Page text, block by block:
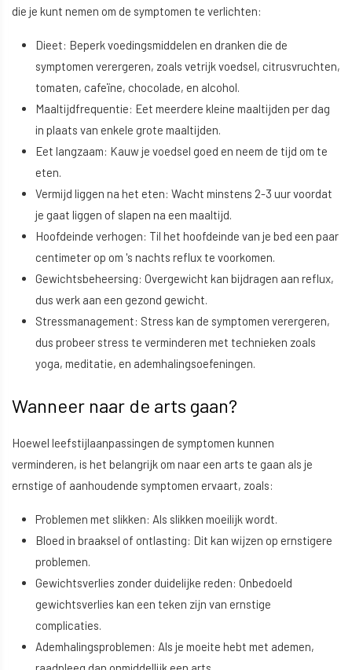
die je kunt nemen om de symptomen te verlichten:
Dieet: Beperk voedingsmiddelen en dranken die de
symptomen verergeren, zoals vetrijk voedsel, citrusvruchten,
tomaten, cafeïne, chocolade, en alcohol.
Maaltijdfrequentie: Eet meerdere kleine maaltijden per dag
in plaats van enkele grote maaltijden.
Eet langzaam: Kauw je voedsel goed en neem de tijd om te
eten.
Vermijd liggen na het eten: Wacht minstens 2-3 uur voordat
je gaat liggen of slapen na een maaltijd.
Hoofdeinde verhogen: Til het hoofdeinde van je bed een paar
centimeter op om 's nachts reflux te voorkomen.
Gewichtsbeheersing: Overgewicht kan bijdragen aan reflux,
dus werk aan een gezond gewicht.
Stressmanagement: Stress kan de symptomen verergeren,
dus probeer stress te verminderen met technieken zoals
yoga, meditatie, en ademhalingsoefeningen.
Wanneer naar de arts gaan?
Hoewel leefstijlaanpassingen de symptomen kunnen
verminderen, is het belangrijk om naar een arts te gaan als je
ernstige of aanhoudende symptomen ervaart, zoals:
Problemen met slikken: Als slikken moeilijk wordt.
Bloed in braaksel of ontlasting: Dit kan wijzen op ernstigere
problemen.
Gewichtsverlies zonder duidelijke reden: Onbedoeld
gewichtsverlies kan een teken zijn van ernstige
complicaties.
Ademhalingsproblemen: Als je moeite hebt met ademen,